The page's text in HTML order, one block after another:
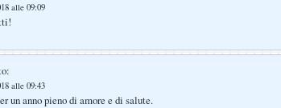
alle 09:09
alle 09:43
un anno pieno di amore e di salute.